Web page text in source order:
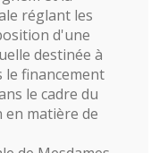
réglant les
d'une
destinée à
le financement
le cadre du
matière de